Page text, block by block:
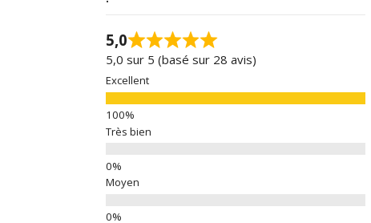
5,0
5,0 sur 5 (basé sur 28 avis)
Excellent
Très bien
Moyen